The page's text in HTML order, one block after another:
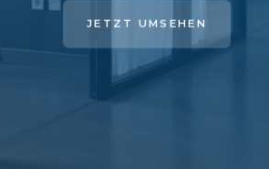
JETZT UMSEHEN